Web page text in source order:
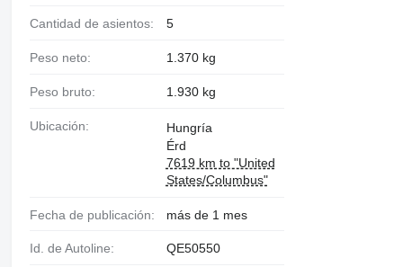
Cantidad de asientos: 5
Peso neto: 1.370 kg
Peso bruto: 1.930 kg
Ubicación:
Hungría
Érd
7619 km to "United
States/Columbus"
Fecha de publicación: más de 1 mes
Id. de Autoline: QE50550